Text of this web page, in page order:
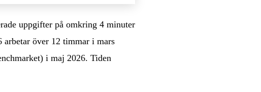
uppgifter på omkring 4 minuter
arbetar över 12 timmar i mars
i maj 2026. Tiden